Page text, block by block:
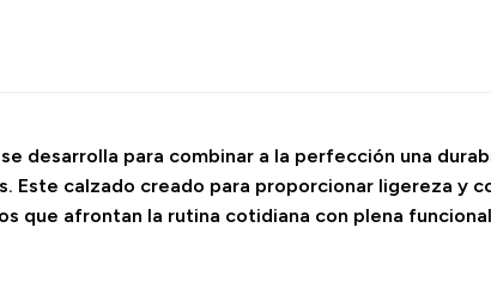
desarrolla para combinar a la perfección una
Este calzado creado para proporcionar ligereza y
que afrontan la rutina cotidiana con plena